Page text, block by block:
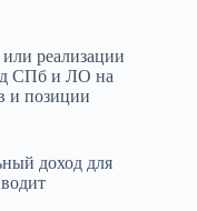
реализации
СПб и ЛО на
и позиции
доход для